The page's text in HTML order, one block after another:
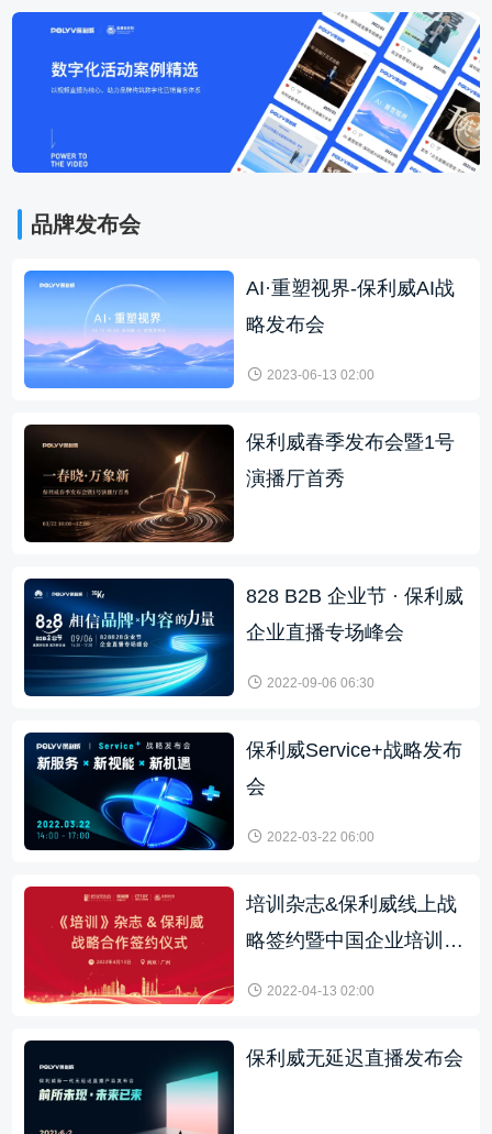
品牌发布会
AI·重塑视界-保利威AI战
略发布会
2023-06-13 02:00
保利威春季发布会暨1号
演播厅首秀
828 B2B 企业节 · 保利威
企业直播专场峰会
2022-09-06 06:30
保利威Service+战略发布
会
2022-03-22 06:00
培训杂志&保利威线上战
略签约暨中国企业培训直
2022-04-13 02:00
保利威无延迟直播发布会